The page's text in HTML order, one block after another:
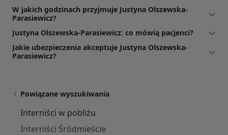
W jakich godzinach przyjmuje Justyna Olszewska-
Parasiewicz?
Justyna Olszewska-Parasiewicz: co mówią pacjenci?
Jakie ubezpieczenia akceptuje Justyna Olszewska-
Parasiewicz?
Powiązane wyszukiwania
Interniści w pobliżu
Interniści Śródmieście